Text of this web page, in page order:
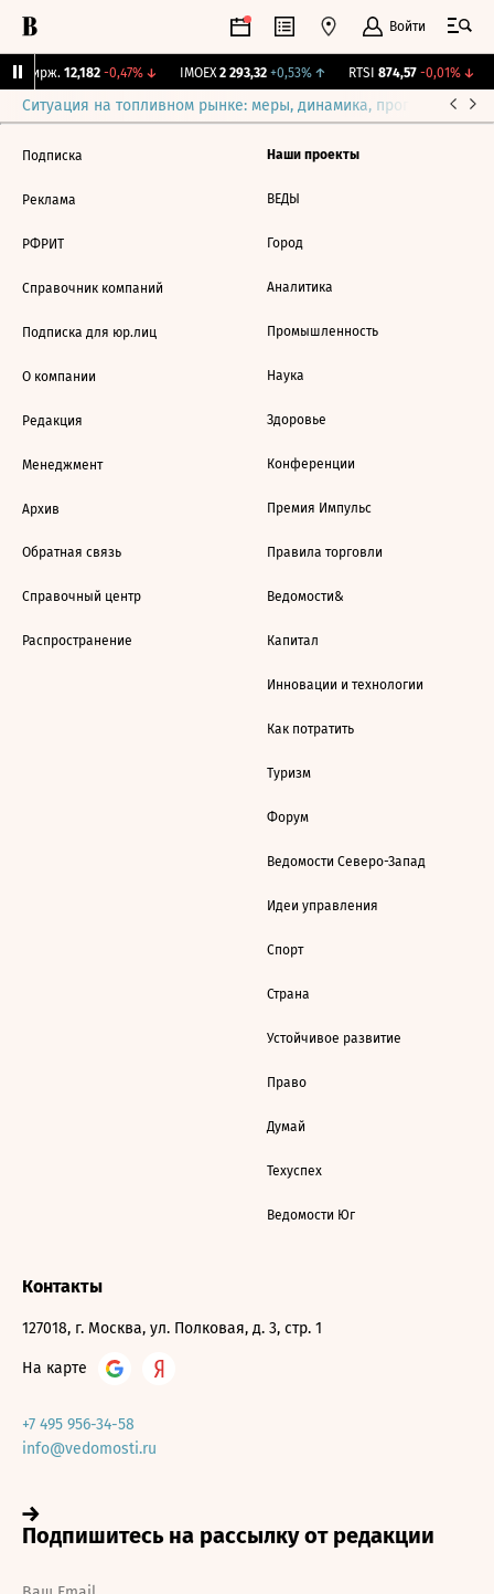
Войти
Бирж. 12,182 -0,47%↓ IMOEX 2 293,32 +0,53%↑ RTSI 874,57 -0,01%↓
Ситуация на топливном рынке: меры, динамика, прогнозы
Подписка
Реклама
РФРИТ
Справочник компаний
Подписка для юр.лиц
О компании
Редакция
Менеджмент
Архив
Обратная связь
Справочный центр
Распространение
Наши проекты
ВЕДЫ
Город
Аналитика
Промышленность
Наука
Здоровье
Конференции
Премия Импульс
Правила торговли
Ведомости&
Капитал
Инновации и технологии
Как потратить
Туризм
Форум
Ведомости Северо-Запад
Идеи управления
Спорт
Страна
Устойчивое развитие
Право
Думай
Техуспех
Ведомости Юг
Контакты
127018, г. Москва, ул. Полковая, д. 3, стр. 1
На карте
+7 495 956-34-58
info@vedomosti.ru